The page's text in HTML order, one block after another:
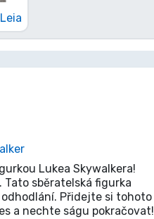
Lukea Skywalkera!
Tato sběratelská figurka
Přidejte si tohoto
a nechte ságu pokračovat!